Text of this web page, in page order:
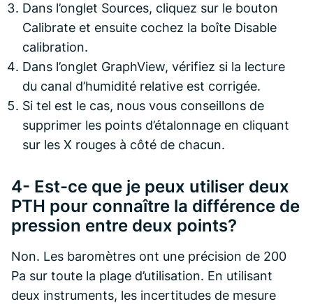
Dans l’onglet Sources, cliquez sur le bouton
Calibrate et ensuite cochez la boîte Disable
calibration.
Dans l’onglet GraphView, vérifiez si la lecture
du canal d’humidité relative est corrigée.
Si tel est le cas, nous vous conseillons de
supprimer les points d’étalonnage en cliquant
sur les X rouges à côté de chacun.
4- Est-ce que je peux utiliser deux
PTH pour connaître la différence de
pression entre deux points?
Non. Les baromètres ont une précision de 200
Pa sur toute la plage d’utilisation. En utilisant
deux instruments, les incertitudes de mesure